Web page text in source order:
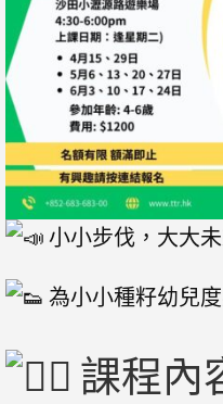
小小步伐，大大未
為小小種籽幼兒
課程內